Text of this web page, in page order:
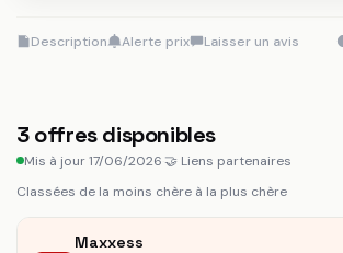
Description Alerte prix Laisser un avis
3 offres disponibles
Mis à jour 17/06/2026🤝 Liens partenaires
Classées de la moins chère à la plus chère
Maxxess